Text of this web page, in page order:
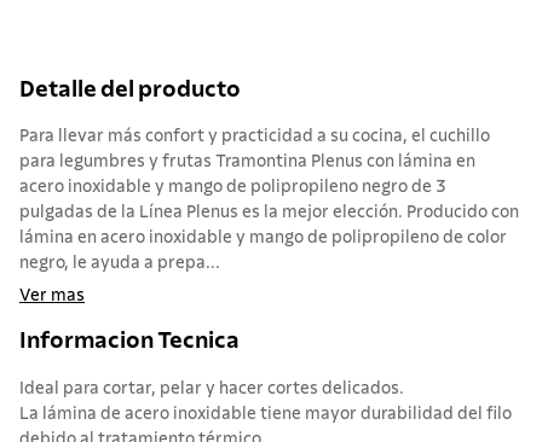
Detalle del producto
Para llevar más confort y practicidad a su cocina, el cuchillo
para legumbres y frutas Tramontina Plenus con lámina en
acero inoxidable y mango de polipropileno negro de 3
pulgadas de la Línea Plenus es la mejor elección. Producido con
lámina en acero inoxidable y mango de polipropileno de color
negro, le ayuda a prepa...
Ver mas
Informacion Tecnica
Ideal para cortar, pelar y hacer cortes delicados.
La lámina de acero inoxidable tiene mayor durabilidad del filo